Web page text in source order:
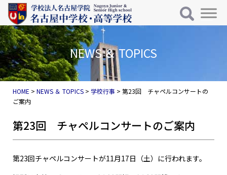
コンテンツへスキップ
メインナビゲーション
NEWS ＆ TOPICS
HOME >NEWS ＆ TOPICS > 学校行事 >第23回 チャペルコンサートの
ご案内
第23回 チャペルコンサートのご案内
第23回チャペルコンサートが11月17日（土）に行われます。